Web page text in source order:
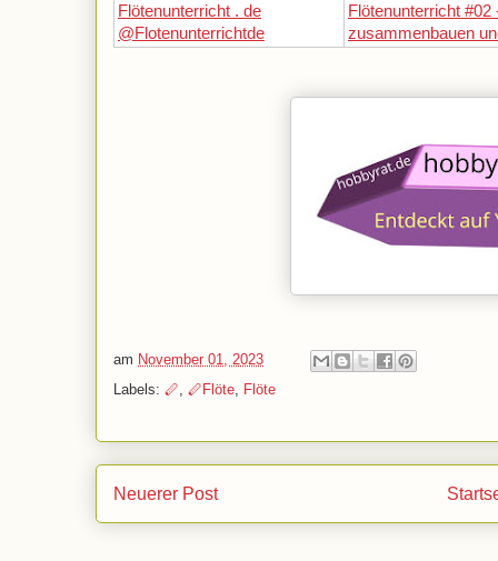
Flötenunterricht . de
@Flotenunterrichtde
Flötenunterricht #02
zusammenbauen
am November 01, 2023
Labels: 🪈 🪈Flöte Flöte
Neuerer Post